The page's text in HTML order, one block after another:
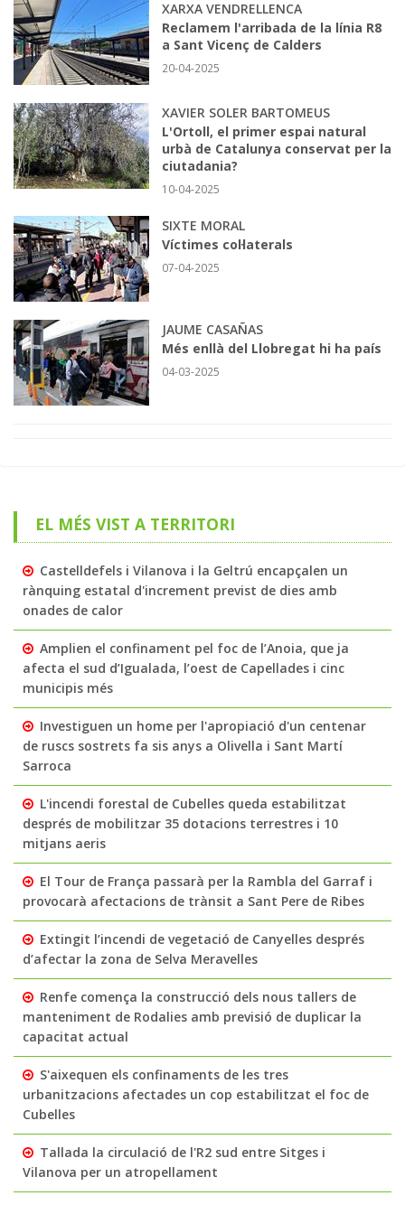
XARXA VENDRELLENCA
Reclamem l'arribada de la línia R8
a Sant Vicenç de Calders
20-04-2025
XAVIER SOLER BARTOMEUS
L'Ortoll, el primer espai natural
urbà de Catalunya conservat per la
ciutadania?
10-04-2025
SIXTE MORAL
Víctimes col·laterals
07-04-2025
JAUME CASAÑAS
Més enllà del Llobregat hi ha país
04-03-2025
EL MÉS VIST A TERRITORI
Castelldefels i Vilanova i la Geltrú encapçalen un
rànquing estatal d'increment previst de dies amb
onades de calor
Amplien el confinament pel foc de l’Anoia, que ja
afecta el sud d’Igualada, l’oest de Capellades i cinc
municipis més
Investiguen un home per l'apropiació d'un centenar
de ruscs sostrets fa sis anys a Olivella i Sant Martí
Sarroca
L'incendi forestal de Cubelles queda estabilitzat
després de mobilitzar 35 dotacions terrestres i 10
mitjans aeris
El Tour de França passarà per la Rambla del Garraf i
provocarà afectacions de trànsit a Sant Pere de Ribes
Extingit l’incendi de vegetació de Canyelles després
d’afectar la zona de Selva Meravelles
Renfe comença la construcció dels nous tallers de
manteniment de Rodalies amb previsió de duplicar la
capacitat actual
S'aixequen els confinaments de les tres
urbanitzacions afectades un cop estabilitzat el foc de
Cubelles
Tallada la circulació de l'R2 sud entre Sitges i
Vilanova per un atropellament